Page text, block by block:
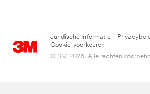
Juridische Informatie
Cookie-voorkeuren
© 3M 2026. Alle rechten